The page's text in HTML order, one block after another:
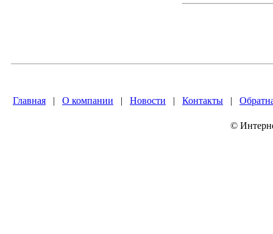
Главная | О компании | Новости | Контакты |
©